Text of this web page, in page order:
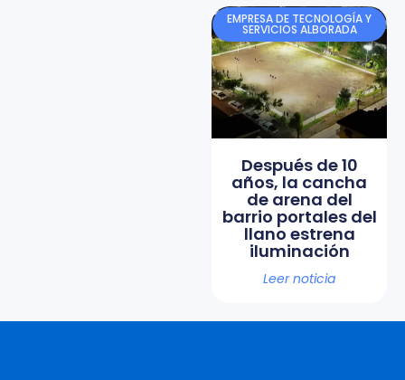
EMPRESA DE TECNOLOGÍA Y
SERVICIOS ALBORADA
Después de 10
años, la cancha
de arena del
barrio portales del
llano estrena
iluminación
Leer noticia